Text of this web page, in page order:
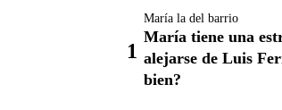
María la del barrio
María tiene una
alejarse de Luis
bien?